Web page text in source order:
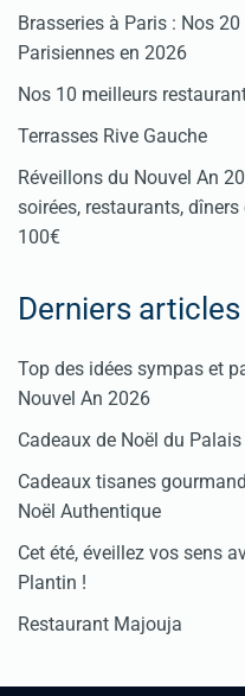
Brasseries à Paris : Nos
Parisiennes en 2026
Nos 10 meilleurs
Terrasses Rive Gauche
Réveillons du Nouvel An
soirées, restaurants,
100€
Derniers articles
Top des idées sympas et
Nouvel An 2026
Cadeaux de Noël du
Cadeaux tisanes
Noël Authentique
Cet été, éveillez vos sens
Plantin !
Restaurant Majouja